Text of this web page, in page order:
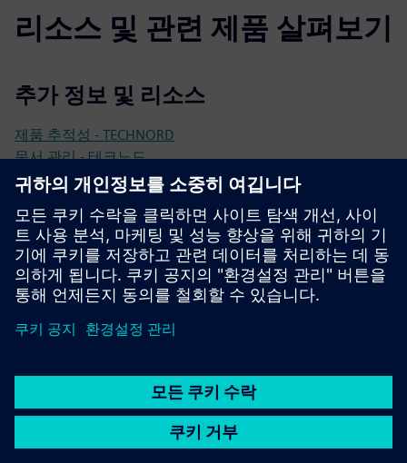
리소스 및 관련 제품 살펴보기
추가 정보 및 리소스
제품 추적성 - TECHNORD
문서 관리 - 테크노드
품질 관리 - 테크노드
선행 조건